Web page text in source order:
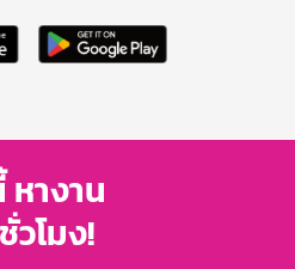
างาน
วโมง!